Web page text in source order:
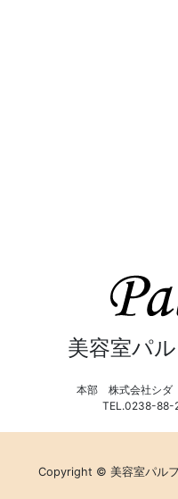
美容室パ
本部 株式会社シダ
TEL.0238-88-
Copyright © 美容室パル